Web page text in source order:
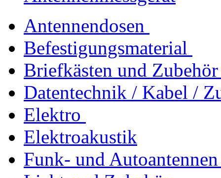
Antennendosen
Befestigungsmaterial
Briefkästen und Zubehör
Datentechnik / Kabel /
Elektro
Elektroakustik
Funk- und Autoantennen